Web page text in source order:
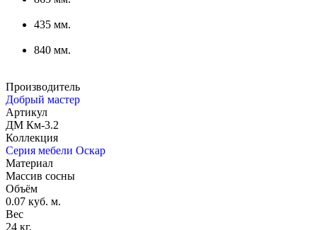
435 мм.
840 мм.
Производитель
Добрый мастер
Артикул
ДМ Км-3.2
Коллекция
Серия мебели Оскар
Материал
Массив сосны
Объём
0.07 куб. м.
Вес
24 кг.